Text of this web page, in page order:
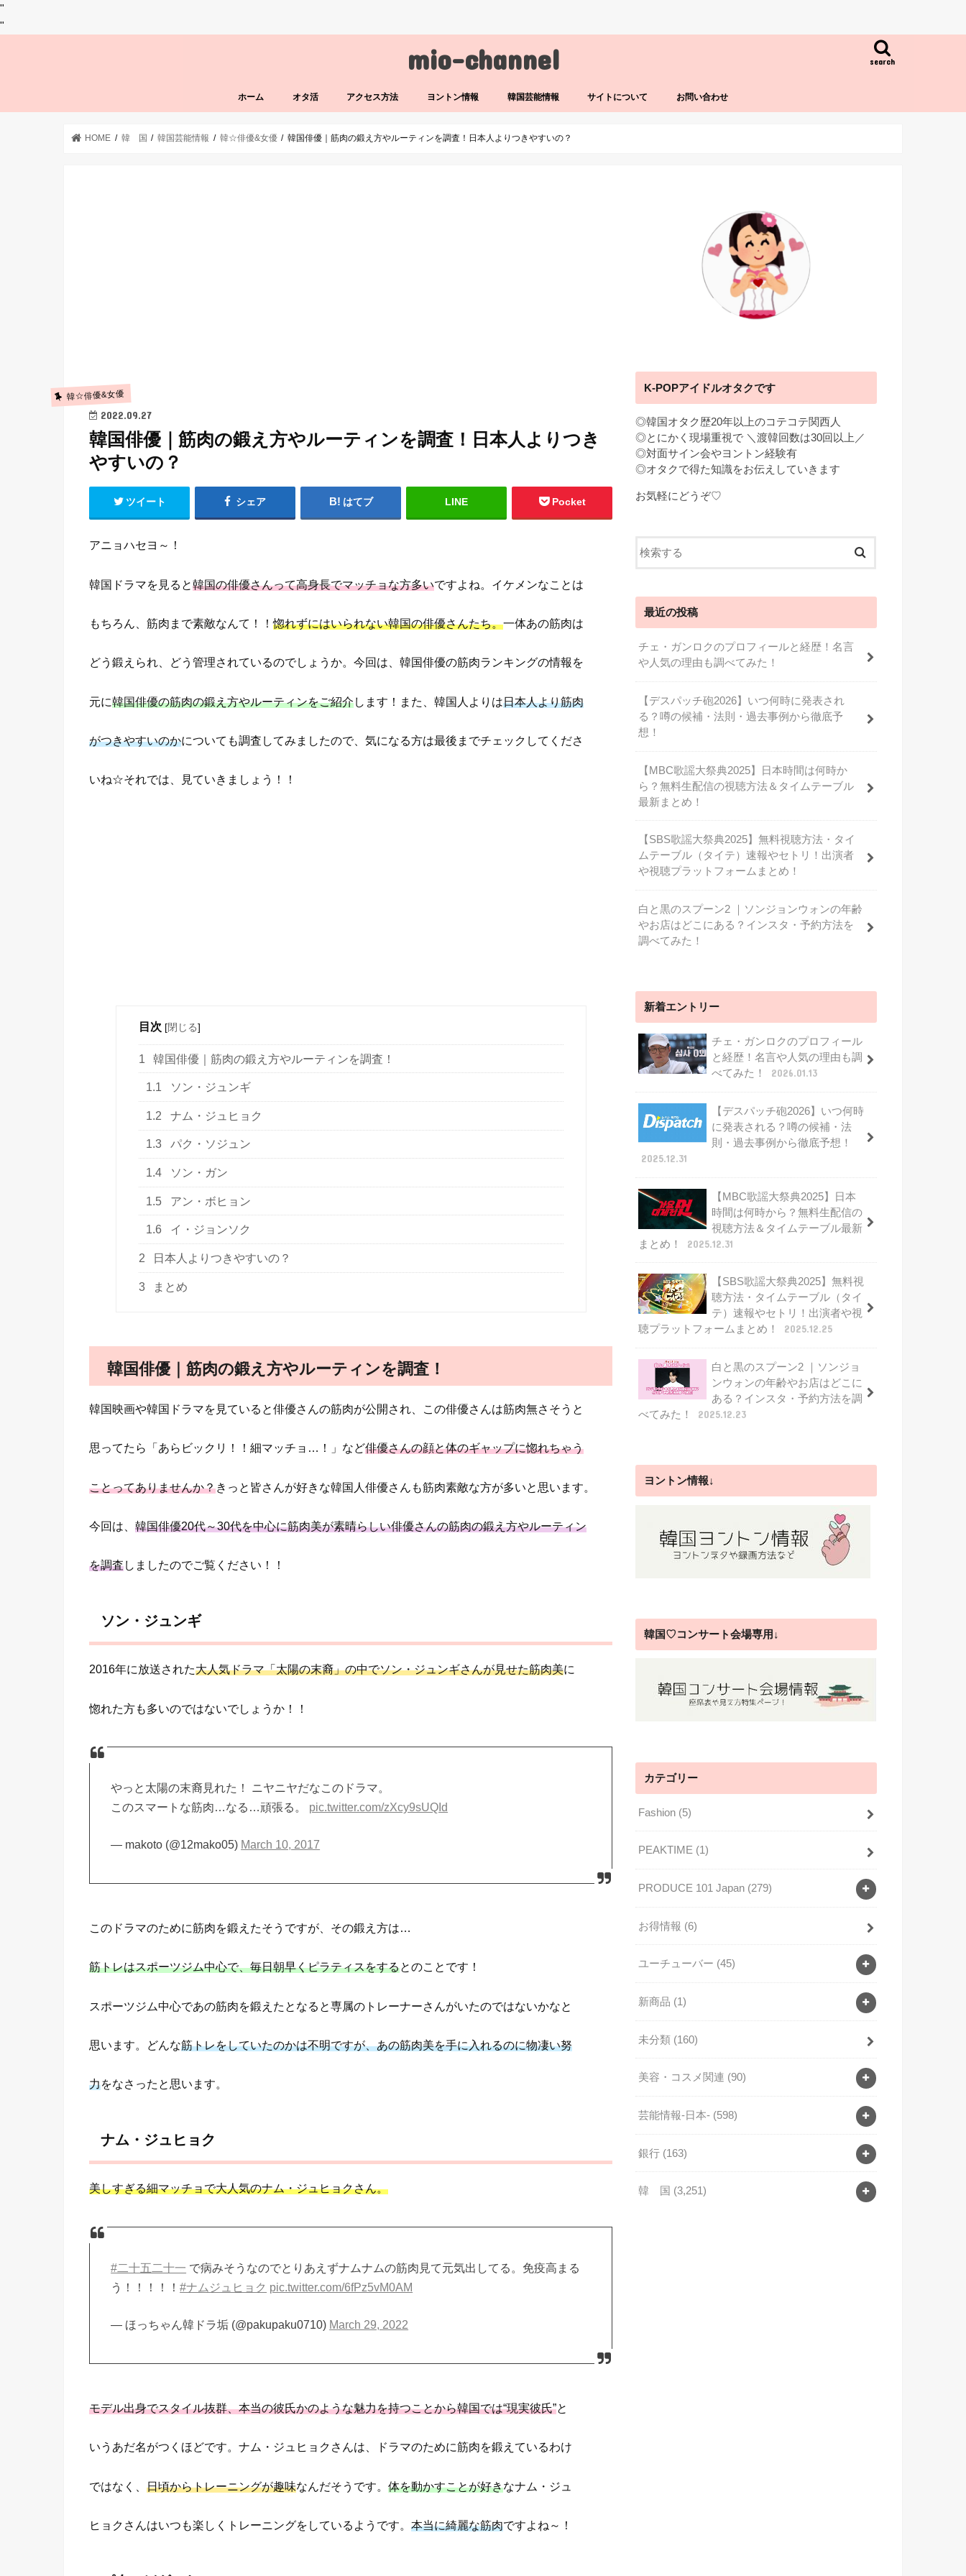
"
"
mio-channel search
ホーム オタ活 アクセス方法 ヨントン情報 韓国芸能情報 サイトについて お問い合わせ
HOME 韓 国 韓国芸能情報 韓☆俳優&女優 韓国俳優｜筋肉の鍛え方やルーティンを調査！日本人よりつきやすいの？
韓☆俳優&女優
2022.09.27
韓国俳優｜筋肉の鍛え方やルーティンを調査！日本人よりつき
やすいの？
ツイート シェア はてブ LINE Pocket
アニョハセヨ～！
韓国ドラマを見ると韓国の俳優さんって高身長でマッチョな方多いですよね。イケメンなことは
もちろん、筋肉まで素敵なんて！！惚れずにはいられない韓国の俳優さんたち。一体あの筋肉は
どう鍛えられ、どう管理されているのでしょうか。今回は、韓国俳優の筋肉ランキングの情報を
元に韓国俳優の筋肉の鍛え方やルーティンをご紹介します！また、韓国人よりは日本人より筋肉
がつきやすいのかについても調査してみましたので、気になる方は最後までチェックしてくださ
いね☆それでは、見ていきましょう！！
目次 [閉じる]
1 韓国俳優｜筋肉の鍛え方やルーティンを調査！
1.1 ソン・ジュンギ
1.2 ナム・ジュヒョク
1.3 パク・ソジュン
1.4 ソン・ガン
1.5 アン・ボヒョン
1.6 イ・ジョンソク
2 日本人よりつきやすいの？
3 まとめ
韓国俳優｜筋肉の鍛え方やルーティンを調査！
韓国映画や韓国ドラマを見ていると俳優さんの筋肉が公開され、この俳優さんは筋肉無さそうと
思ってたら「あらビックリ！！細マッチョ…！」など俳優さんの顔と体のギャップに惚れちゃう
ことってありませんか？きっと皆さんが好きな韓国人俳優さんも筋肉素敵な方が多いと思います。
今回は、 韓国俳優20代～30代を中心に筋肉美が素晴らしい俳優さんの筋肉の鍛え方やルーティン
を調査しましたのでご覧ください！！
ソン・ジュンギ
2016年に放送された大人気ドラマ「太陽の末裔」の中でソン・ジュンギさんが見せた筋肉美に
惚れた方も多いのではないでしょうか！！
やっと太陽の末裔見れた！ ニヤニヤだなこのドラマ。
このスマートな筋肉…なる…頑張る。 pic.twitter.com/zXcy9sUQId
— makoto (@12mako05) March 10, 2017
このドラマのために筋肉を鍛えたそうですが、その鍛え方は…
筋トレはスポーツジム中心で、毎日朝早くピラティスをするとのことです！
スポーツジム中心であの筋肉を鍛えたとなると専属のトレーナーさんがいたのではないかなと
思います。どんな筋トレをしていたのかは不明ですが、あの筋肉美を手に入れるのに物凄い努
力をなさったと思います。
ナム・ジュヒョク
美しすぎる細マッチョで大人気のナム・ジュヒョクさん。
#二十五二十一 で病みそうなのでとりあえずナムナムの筋肉見て元気出してる。免疫高まる
う！！！！！#ナムジュヒョク pic.twitter.com/6fPz5vM0AM
— ほっちゃん韓ドラ垢 (@pakupaku0710) March 29, 2022
モデル出身でスタイル抜群、本当の彼氏かのような魅力を持つことから韓国では“現実彼氏”と
いうあだ名がつくほどです。ナム・ジュヒョクさんは、ドラマのために筋肉を鍛えているわけ
ではなく、 日頃からトレーニングが趣味なんだそうです。 体を動かすことが好きなナム・ジュ
ヒョクさんはいつも楽しくトレーニングをしているようです。 本当に綺麗な筋肉ですよね～！
K-POPアイドルオタクです
◎韓国オタク歴20年以上のコテコテ関西人
◎とにかく現場重視で ＼渡韓回数は30回以上／
◎対面サイン会やヨントン経験有
◎オタクで得た知識をお伝えしていきます
お気軽にどうぞ♡
最近の投稿
チェ・ガンロクのプロフィールと経歴！名言
や人気の理由も調べてみた！
【デスパッチ砲2026】いつ何時に発表され
る？噂の候補・法則・過去事例から徹底予
想！
【MBC歌謡大祭典2025】日本時間は何時か
ら？無料生配信の視聴方法＆タイムテーブル
最新まとめ！
【SBS歌謡大祭典2025】無料視聴方法・タイ
ムテーブル（タイテ）速報やセトリ！出演者
や視聴プラットフォームまとめ！
白と黒のスプーン2 ｜ソンジョンウォンの年齢
やお店はどこにある？インスタ・予約方法を
調べてみた！
新着エントリー
チェ・ガンロクのプロフィール
と経歴！名言や人気の理由も調
べてみた！
2026.01.13
【デスパッチ砲2026】いつ何時
に発表される？噂の候補・法
則・過去事例から徹底予想！
2025.12.31
【MBC歌謡大祭典2025】日本
時間は何時から？無料生配信の
視聴方法＆タイムテーブル最新
まとめ！
2025.12.31
【SBS歌謡大祭典2025】無料視
聴方法・タイムテーブル（タイ
テ）速報やセトリ！出演者や視
聴プラットフォームまとめ！
2025.12.25
白と黒のスプーン2 ｜ソンジョ
ンウォンの年齢やお店はどこに
ある？インスタ・予約方法を調
べてみた！
2025.12.23
ヨントン情報↓
韓国♡コンサート会場専用↓
カテゴリー
Fashion (5)
PEAKTIME (1)
PRODUCE 101 Japan (279)
お得情報 (6)
ユーチューバー (45)
新商品 (1)
未分類 (160)
美容・コスメ関連 (90)
芸能情報-日本- (598)
銀行 (163)
韓 国 (3,251)